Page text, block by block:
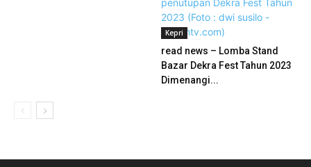
Kepri
read news – Lomba Stand
Bazar Dekra Fest Tahun 2023
Dimenangi...